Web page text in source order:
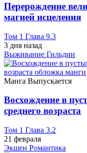
Перерождение
магией исцеления
Том 1 Глава 9.3
3 дня назад
Выживание Гильдии
Манга Выпускается
Восхождение в
среднего возраста
Том 1 Глава 3.2
21 февраля
Экшен Романтика